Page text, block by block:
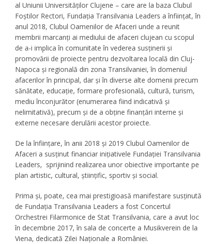
al Uniunii Universităților Clujene – care are la baza Clubul
Foștilor Rectori, Fundația Transilvania Leaders a înființat, în
anul 2018, Clubul Oamenilor de Afaceri unde a reunit
membrii marcanți ai mediului de afaceri clujean cu scopul
de a-i implica în comunitate în vederea susținerii și
promovării de proiecte pentru dezvoltarea locală din Cluj-
Napoca și regională din zona Transilvaniei, în domeniul
afacerilor în principal, dar și în diverse alte domenii precum
sănătate, educație, formare profesională, cultură, turism,
mediu înconjurător (enumerarea fiind indicativă și
nelimitativă), precum și de a obține finanțări interne și
externe necesare derulării acestor proiecte.
De la înființare, în anii 2018 și 2019 Clubul Oamenilor de
Afaceri a susținut financiar inițiativele Fundației Transilvania
Leaders, sprijinind realizarea unor obiective importante pe
plan artistic, cultural, științific, sportiv și social.
Prima și, poate, cea mai prestigioasă manifestare susținută
de Fundația Transilvania Leaders a fost Concertul
Orchestrei Filarmonice de Stat Transilvania, care a avut loc
în decembrie 2017, în sala de concerte a Musikverein de la
Viena, dedicată Zilei Naționale a României.